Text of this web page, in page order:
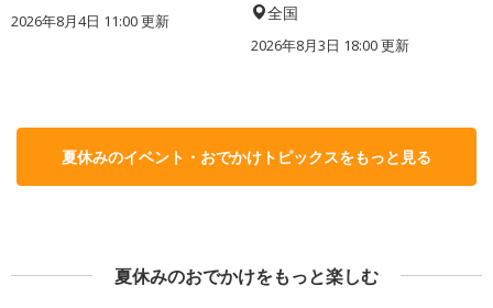
2026年8月4日 11:00更新 全国
2026年8月3日 18:00更新
夏休みのイベント・おでかけトピックスをもっと見る
夏休みのおでかけをもっと楽しむ